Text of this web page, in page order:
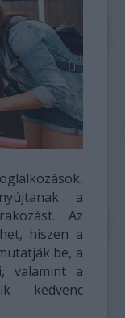
a
Az
hiszen a
be, a
valamint a
kedvenc